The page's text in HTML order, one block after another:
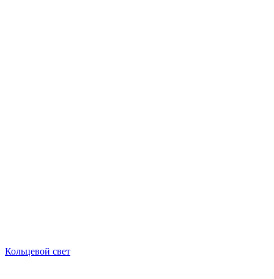
Кольцевой свет